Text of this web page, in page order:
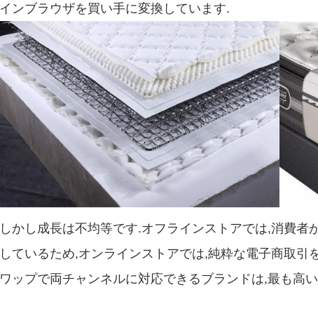
インブラウザを買い手に変換しています.
しかし成長は不均等です.オフラインストアでは,消費
しているため,オンラインストアでは,純粋な電子商取
ワップで両チャンネルに対応できるブランドは,最も高